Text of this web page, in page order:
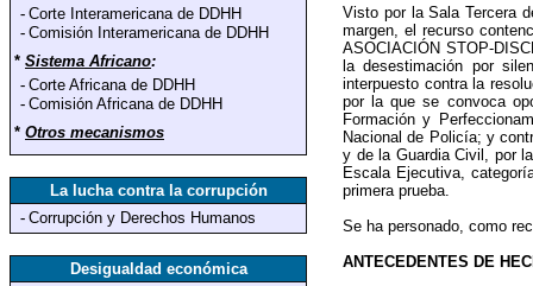
- Corte Interamericana de DDHH
- Comisión Interamericana de DDHH
* Sistema Africano:
- Corte Africana de DDHH
- Comisión Africana de DDHH
* Otros mecanismos
La lucha contra la corrupción
- Corrupción y Derechos Humanos
Desigualdad económica
Visto por la Sala Tercera
margen, el recurso
ASOCIACIÓN STOP-
la desestimación por
interpuesto contra la
por la que se convoca
Formación y
Nacional de Policía; y
y de la Guardia Civil, por
Escala Ejecutiva,
primera prueba.
Se ha personado, como
ANTECEDENTES DE